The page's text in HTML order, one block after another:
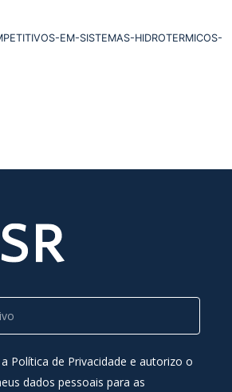
EM-SISTEMAS-HIDROTERMICOS-
Política de Privacidade e autorizo o
dados pessoais para as